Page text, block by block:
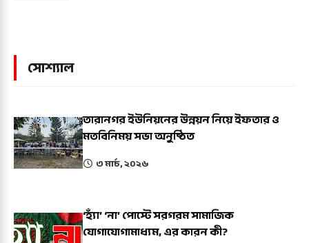
সোশ্যাল
তারানগর ইউনিয়নের উন্নয়ন নিয়ে ইফতার ও
মতবিনিময় সভা অনুষ্ঠিত
৩ মার্চ, ২০২৬
‘হ্যাঁ’ ‘না’ পোস্টে সরগরম সামাজিক
যোগাযোগামাধ্যম, এর কারন কী?